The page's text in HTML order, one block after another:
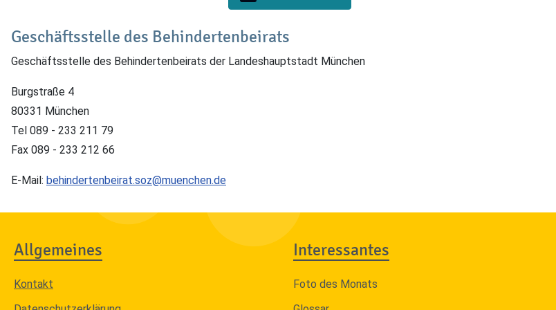
Geschäftsstelle des Behindertenbeirats
Geschäftsstelle des Behindertenbeirats der Landeshauptstadt München
Burgstraße 4
80331 München
Tel 089 - 233 211 79
Fax 089 - 233 212 66
E-Mail: behindertenbeirat.soz@muenchen.de
Allgemeines
Kontakt
Interessantes
Foto des Monats